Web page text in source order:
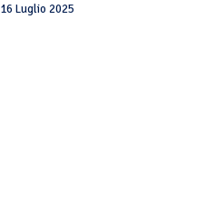
16 Luglio 2025